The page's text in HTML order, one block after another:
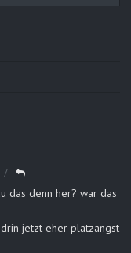
das denn her? war das
jetzt eher platzangst